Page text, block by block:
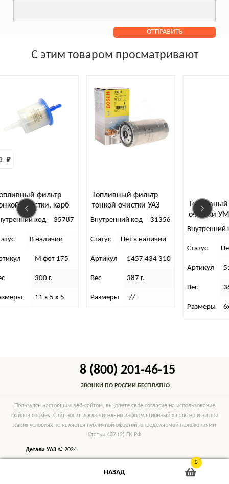
С этим товаром просматривают
фильтр
очистки, карб
код 35787
В наличии
М фот 175
300 г.
11 х 5 х 5
Топливный фильтр
тонкой очистки УАЗ
Патриот 4310 BOSCH
Внутренний код 31356
Статус Нет в наличии
Артикул 1457 434 310
387 г.
Размеры -//-
Топливный
очистки УМЗ-
(отстойник)
Внутренний код
Статус Нет в
Артикул
366 г.
Размеры
8 (800) 201-46-15
ЗВОНКИ ПО РОССИИ БЕСПЛАТНО
0
Пользуясь настоящим веб-сайтом, вы даете свое согласие на использование
файлов cookies. Сайт носит исключительно информационный характер и ни при
каких условиях не является публичной офертой, определяемой положениями
Статьи 437 (2) ГК РФ
Детали УАЗ © 2024